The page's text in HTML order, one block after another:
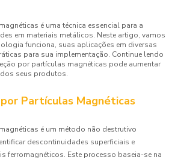
é uma técnica essencial para a
em materiais metálicos. Neste artigo, vamos
funciona, suas aplicações em diversas
para sua implementação. Continue lendo
por partículas magnéticas pode aumentar
seus produtos.
Partículas Magnéticas
é um método não destrutivo
descontinuidades superficiais e
ferromagnéticos. Este processo baseia-se na